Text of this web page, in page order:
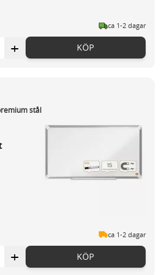
ca 1-2 dagar
+ KÖP
stål
ca 1-2 dagar
+ KÖP